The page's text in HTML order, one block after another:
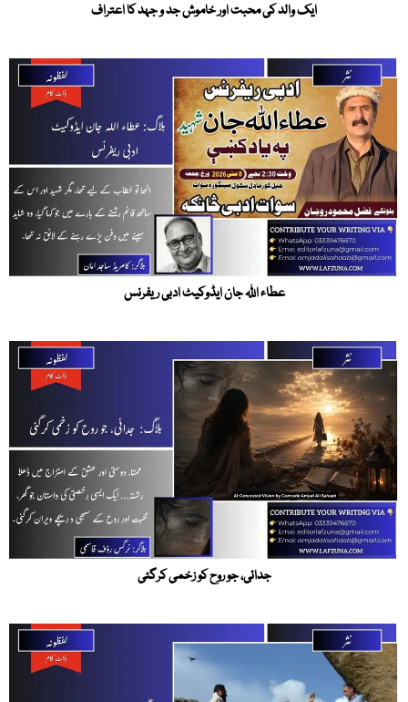
ایک والد کی محبت اور خاموش جد و جہد کا اعتراف
عطاء اللہ جان ایڈوکیٹ ادبی ریفرنس
جدائی، جو روح کو زخمی کرگئی